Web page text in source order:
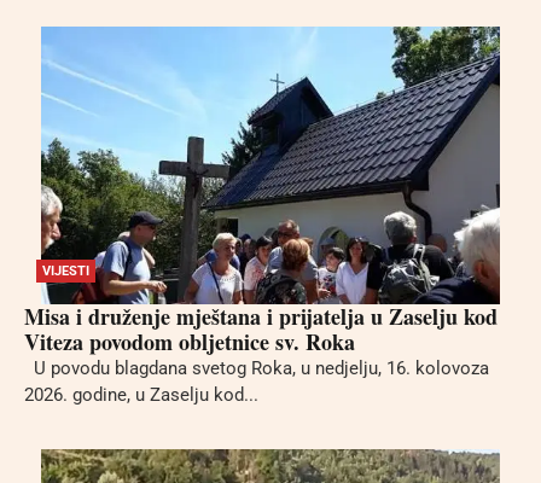
VIJESTI
Misa i druženje mještana i prijatelja u Zaselju kod
Viteza povodom obljetnice sv. Roka
U povodu blagdana svetog Roka, u nedjelju, 16. kolovoza
2026. godine, u Zaselju kod...